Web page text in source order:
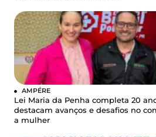
AMPÉRE
Lei Maria da Penha completa 20
destacam avanços e desafios no
a mulher